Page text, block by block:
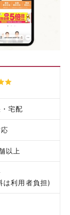
宅配
以上
は利用者負担)